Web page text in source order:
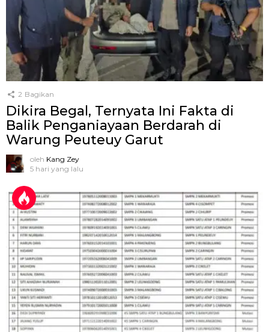
2 Bagikan
Dikira Begal, Ternyata Ini Fakta di
Balik Penganiayaan Berdarah di
Warung Peuteuy Garut
oleh Kang Zey
5 hari yang lalu